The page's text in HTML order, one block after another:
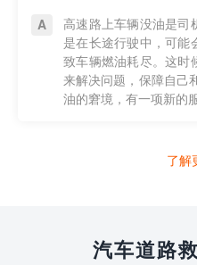
高速路上车辆没油是司
是在长途行驶中，可能
致车辆燃油耗尽。这时
来解决问题，保障自己
油的窘境，有一项新的
了解
汽车道路